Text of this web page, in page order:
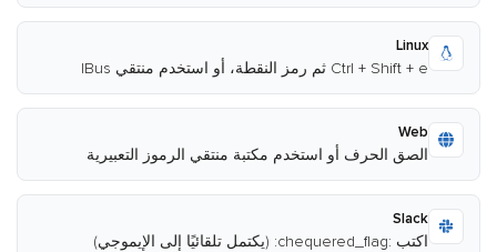
Linux
Ctrl + Shift + e ثم رمز النقطة، أو استخدم منتقي IBus
Web
الصق الحرف أو استخدم مكتبة منتقي الرموز التعبيرية
Slack
اكتب :chequered_flag: (يكتمل تلقائيًا إلى الإيموجي)